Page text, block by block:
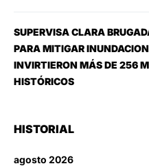
SUPERVISA CLARA
PARA MITIGAR
INVIRTIERON MÁS DE 256
HISTÓRICOS
HISTORIAL
agosto 2026